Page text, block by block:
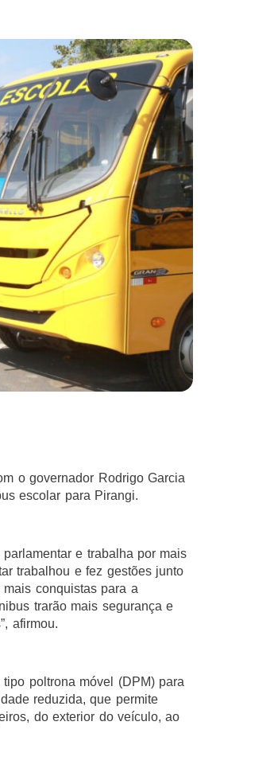
o governador Rodrigo Garcia
escolar para Pirangi.
e trabalha por mais
trabalhou e fez gestões junto
conquistas para a
trarão mais segurança e
afirmou.
poltrona móvel (DPM) para
reduzida, que permite
do exterior do veículo, ao